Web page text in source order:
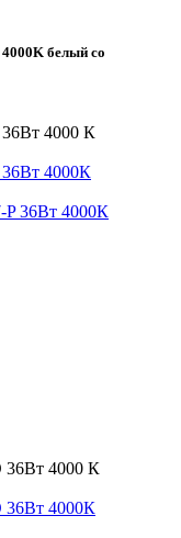
белый со
4000 К
4000К
36Вт 4000 К
36Вт 4000К